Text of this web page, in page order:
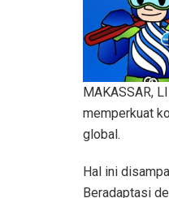
MAKASSAR,
memperkuat
global.
Hal ini
Beradaptasi